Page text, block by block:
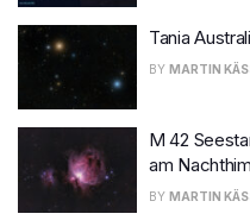
Tania
BY MARTIN
M 42
am
BY MARTIN